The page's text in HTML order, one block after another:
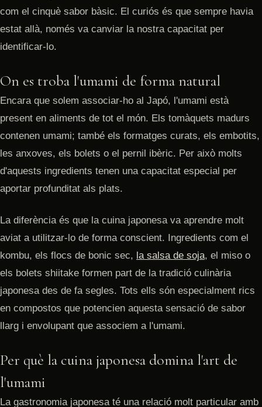
com el cinquè sabor bàsic. El curiós és que sempre havia
estat allà, només va canviar la nostra capacitat per
identificar-lo.
On es troba l'umami de forma natural
Encara que solem associar-ho al Japó, l'umami està
present en aliments de tot el món. Els tomàquets madurs
contenen umami; també els formatges curats, els embotits,
les anxoves, els bolets o el pernil ibèric. Per això molts
d'aquests ingredients tenen una capacitat especial per
aportar profunditat als plats.
La diferència és que la cuina japonesa va aprendre molt
aviat a utilitzar-lo de forma conscient. Ingredients com el
kombu, els flocs de bonic sec, la salsa de soja, el miso o
els bolets shiitake formen part de la tradició culinària
japonesa des de fa segles. Tots ells són especialment rics
en compostos que potencien aquesta sensació de sabor
llarg i envolupant que associem a l'umami.
Per què la cuina japonesa domina l'art de
l'umami
La gastronomia japonesa té una relació molt particular amb